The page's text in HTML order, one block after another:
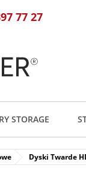
77 27
STORAGE
Dyski Twarde